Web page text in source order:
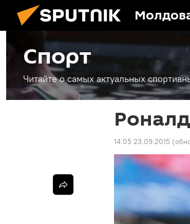
Спорт
Читайте о самых актуальных
14:05 23.09.2015